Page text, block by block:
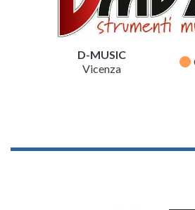
D-MUSIC
Vicenza
fiber_manual_record